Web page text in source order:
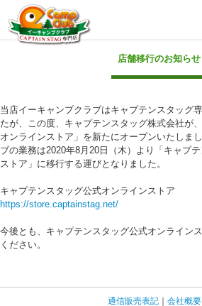
キャプテンスタッグキ
店舗移行のお知らせ
当店イーキャンプクラブはキャプテンスタッグ
たが、この度、キャプテンスタッグ株式会社が
オンラインストア」を新たにオープンいたしま
ブの業務は2020年8月20日（木）より「キャプ
ストア」に移行する運びとなりました。
キャプテンスタッグ公式オンラインストア
https://store.captainstag.net/
今後とも、キャプテンスタッグ公式オンライン
ください。
通信販売表記 ｜ 会社概要